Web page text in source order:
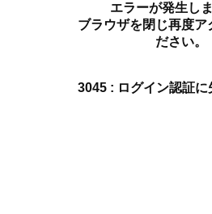
エラーが発生しま
ブラウザを閉じ再度ア
ださい。
3045 : ログイン認証に